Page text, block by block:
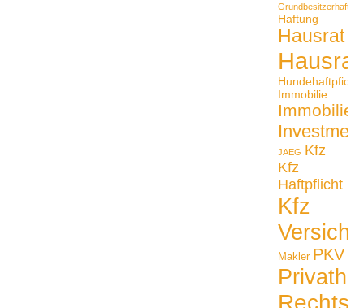
Haftung
Hausrat
Hundehaftpficht
Immobilie
JAEG Kfz
Kfz
Haftpflicht
Kfz
Makler PKV